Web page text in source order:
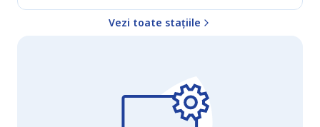
Vezi toate stațiile